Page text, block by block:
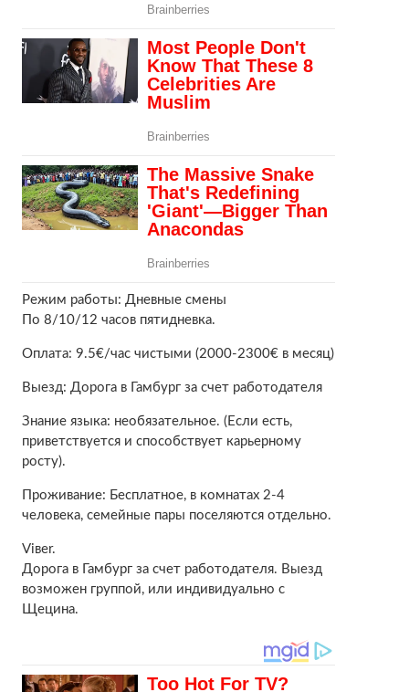
Режим работы: Дневные смены
По 8/10/12 часов пятидневка.
Оплата: 9.5€/час чистыми (2000-2300€ в месяц)
Выезд: Дорога в Гамбург за счет работодателя
Знание языка: необязательное. (Если есть,
приветствуется и способствует карьерному
росту).
Проживание: Бесплатное, в комнатах 2-4
человека, семейные пары поселяются отдельно.
Viвеr.
Дорога в Гамбург за счет работодателя. Выезд
возможен группой, или индивидуально с
Щецина.